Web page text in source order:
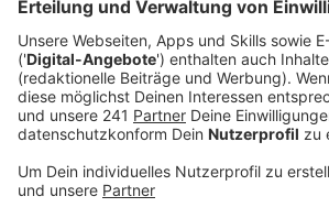
Der kanadische Pop- und R&B-
nur wenige Tage vor Release sein
In einem kurzen Clip auf Instagram
Jährige die neuen Songs als